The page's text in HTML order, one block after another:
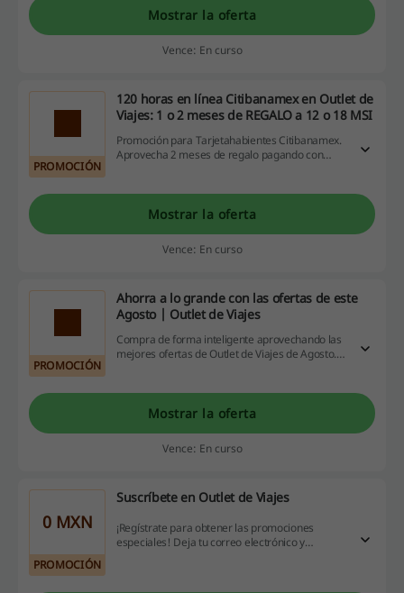
Mostrar la oferta
Vence: En curso
PROMOCIÓN
120 horas en línea Citibanamex en Outlet de
Viajes: 1 o 2 meses de REGALO a 12 o 18 MSI
Promoción para Tarjetahabientes Citibanamex.
Aprovecha 2 meses de regalo pagando con
compras a 12 o 18 meses sin intereses en
negocios en línea participantes. ¡No te lo
Mostrar la oferta
Vence: En curso
PROMOCIÓN
Ahorra a lo grande con las ofertas de este
Agosto | Outlet de Viajes
Compra de forma inteligente aprovechando las
mejores ofertas de Outlet de Viajes de Agosto.
Mostrar la oferta
Vence: En curso
0 MXN
PROMOCIÓN
Suscríbete en Outlet de Viajes
¡Regístrate para obtener las promociones
especiales! Deja tu correo electrónico y